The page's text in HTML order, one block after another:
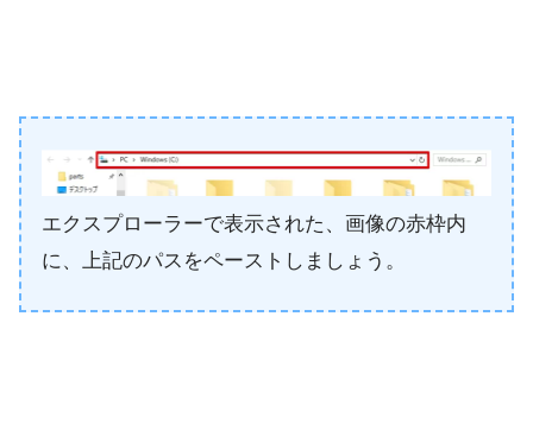
エクスプローラーで表示された、画像の赤枠内
に、上記のパスをペーストしましょう。